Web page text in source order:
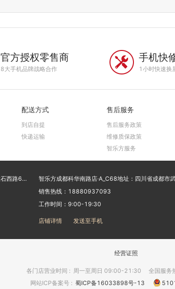
官方授权零售商
8大手机品牌战略合作
手机快
1小时快速换
配送方式
到店自提
快递运输
售后服务
售后服务政策
维修质保政策
智乐方服务
智乐方成都浣花店·A_CJ2地址：四川省成都市青羊区大石西路66号附15号中国移动营业厅
销售热线：18880937093
工作时间：9:00-19:30
店铺详情 发送至手机
经营证照
各门店营业时间 : 周一至周日 09:00-21:30
全国服
网站ICP备案号 : 蜀ICP备16033898号-13